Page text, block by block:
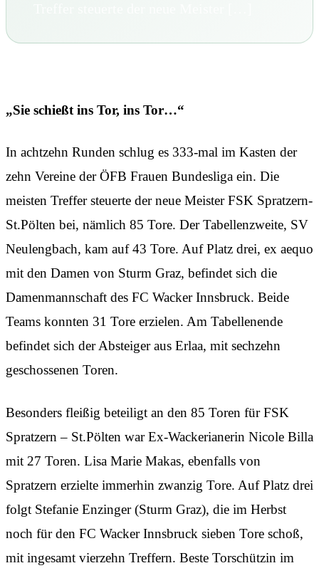
„Sie schießt ins Tor, ins Tor…“
In achtzehn Runden schlug es 333-mal im Kasten der
zehn Vereine der ÖFB Frauen Bundesliga ein. Die
meisten Treffer steuerte der neue Meister FSK Spratzern-
St.Pölten bei, nämlich 85 Tore. Der Tabellenzweite, SV
Neulengbach, kam auf 43 Tore. Auf Platz drei, ex aequo
mit den Damen von Sturm Graz, befindet sich die
Damenmannschaft des FC Wacker Innsbruck. Beide
Teams konnten 31 Tore erzielen. Am Tabellenende
befindet sich der Absteiger aus Erlaa, mit sechzehn
geschossenen Toren.
Besonders fleißig beteiligt an den 85 Toren für FSK
Spratzern – St.Pölten war Ex-Wackerianerin Nicole Billa
mit 27 Toren. Lisa Marie Makas, ebenfalls von
Spratzern erzielte immerhin zwanzig Tore. Auf Platz drei
folgt Stefanie Enzinger (Sturm Graz), die im Herbst
noch für den FC Wacker Innsbruck sieben Tore schoß,
mit ingesamt vierzehn Treffern. Beste Torschützin im